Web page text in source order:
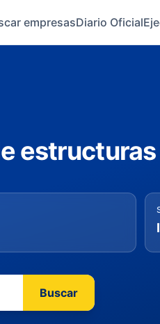
empresasDiario Oficial
Buscar